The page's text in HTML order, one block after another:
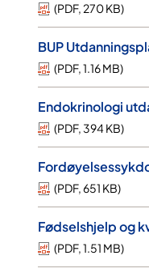
(PDF, 270 KB)
BUP
(PDF,1.16 MB)
Endokrinologi
(PDF, 394 KB)
(PDF,651 KB)
Fødselshjelp og
(PDF,1.51 MB)